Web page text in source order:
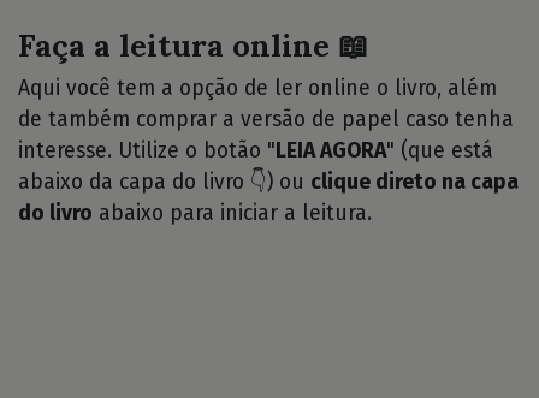
Faça a leitura online 📖
Aqui você tem a opção de ler online o livro, além
de também comprar a versão de papel caso tenha
interesse. Utilize o botão " LEIA AGORA" (que está
abaixo da capa do livro 👇) ou clique direto na capa
do livro abaixo para iniciar a leitura.